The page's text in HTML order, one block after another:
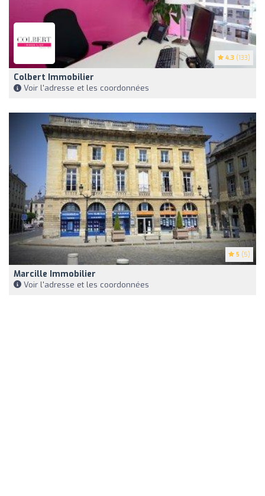
4.3 (133)
Colbert Immobilier
Voir l'adresse et les coordonnées
5 (5)
Marcille Immobilier
Voir l'adresse et les coordonnées